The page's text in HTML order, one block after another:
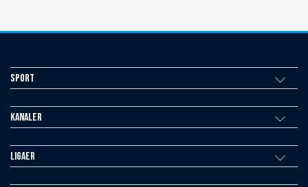
Sport
Kanaler
Ligaer